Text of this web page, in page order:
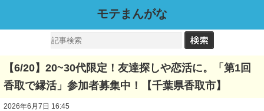
モテまんがな
【6/20】20~30代限定！友達探しや恋活に。「第1回
香取で縁活」参加者募集中！【千葉県香取市】
2026年6月7日 16:45